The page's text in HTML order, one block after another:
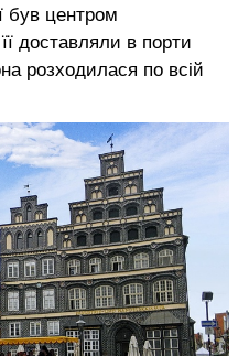
був центром
доставляли в порти
розходилася по всій